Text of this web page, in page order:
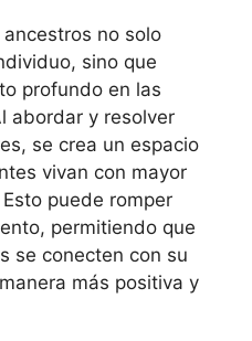
no solo
sino que
profundo en las
abordar y resolver
se crea un espacio
vivan con mayor
puede romper
permitiendo que
se conecten con su
más positiva y